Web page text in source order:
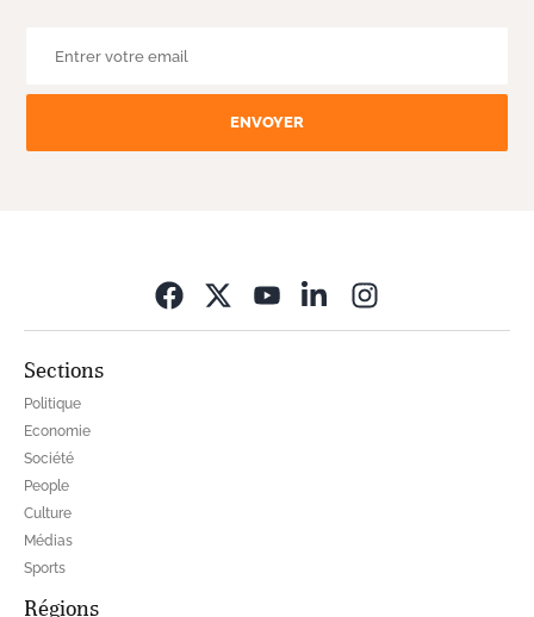
ENVOYER
Sections
Politique
Economie
Société
People
Culture
Médias
Sports
Régions